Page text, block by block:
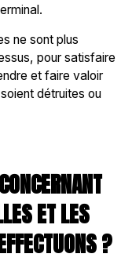
ne sont plus
pour satisfaire
et faire valoir
détruites ou
ET LES
?